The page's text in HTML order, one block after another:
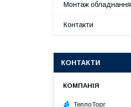
Монтаж обладнання
Контакти
КОНТАКТИ
ТеплоТорг